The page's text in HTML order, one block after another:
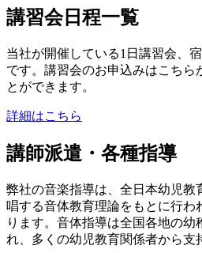
講習会日程一覧
当社が開催している1日講習会、
です。講習会のお申込みはこちら
とができます。
詳細はこちら
講師派遣・各種指導
弊社の音楽指導は、全日本幼児教
唱する音体教育理論をもとに行わ
ります。音体指導は全国各地の幼
れ、多くの幼児教育関係者から支